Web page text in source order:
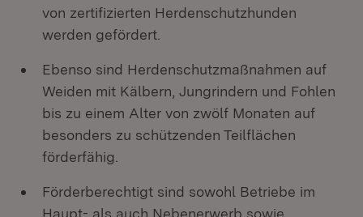
von zertifizierten Herdenschutzhunden
werden gefördert.
Ebenso sind Herdenschutzmaßnahmen auf
Weiden mit Kälbern, Jungrindern und Fohlen
bis zu einem Alter von zwölf Monaten auf
besonders zu schützenden Teilflächen
förderfähig.
Förderberechtigt sind sowohl Betriebe im
Haupt- als auch Nebenerwerb sowie